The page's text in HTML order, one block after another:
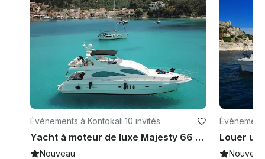
Événements à Kontokali·10 invités
Yacht à moteur de luxe Majesty 66 à louer en Grèce (Corfou)
Nouveau Nouveau